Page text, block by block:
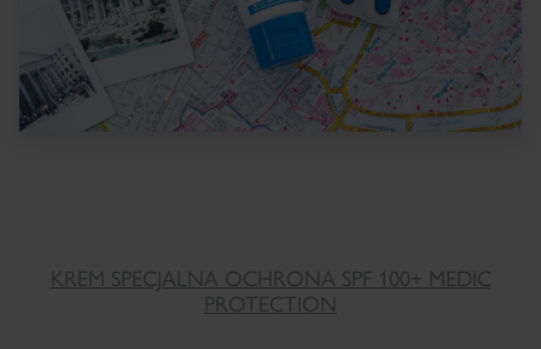
KREM SPECJALNA OCHRONA SPF 100+ MEDIC
PROTECTION